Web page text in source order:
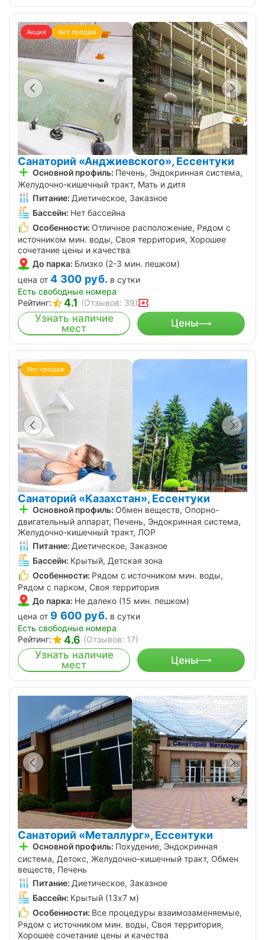
Акция Хит продаж
Санаторий «Анджиевского», Ессентуки
Основной профиль: Печень, Эндокринная система,
Желудочно-кишечный тракт, Мать и дитя
Питание: Диетическое, Заказное
Бассейн: Нет бассейна
Особенности: Отличное расположение, Рядом с
источником мин. воды, Своя территория, Хорошее
сочетание цены и качества
До парка: Близко (2-3 мин. пешком)
цена от 4 300 руб. в сутки
Есть свободные номера
Рейтинг:
4.1 (Отзывов: 39)
Узнать наличие
мест
Цены
Хит продаж
Санаторий «Казахстан», Ессентуки
Основной профиль: Обмен веществ, Опорно-
двигательный аппарат, Печень, Эндокринная система,
Желудочно-кишечный тракт, ЛОР
Питание: Диетическое, Заказное
Бассейн: Крытый, Детская зона
Особенности: Рядом с источником мин. воды,
Рядом с парком, Своя территория
До парка: Не далеко (15 мин. пешком)
цена от 9 600 руб. в сутки
Есть свободные номера
Рейтинг:
4.6 (Отзывов: 17)
Узнать наличие
мест
Цены
Санаторий «Металлург», Ессентуки
Основной профиль: Похудение, Эндокринная
система, Детокс, Желудочно-кишечный тракт, Обмен
веществ, Печень
Питание: Диетическое, Заказное
Бассейн: Крытый (13х7 м)
Особенности: Все процедуры взаимозаменяемые,
Рядом с источником мин. воды, Своя территория,
Хорошее сочетание цены и качества